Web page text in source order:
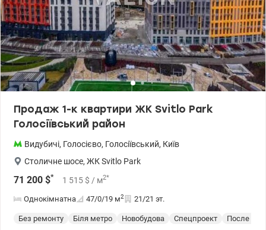
Продаж 1-к квартири ЖК Svitlo Park
Голосіївський район
Видубичі, Голосієво, Голосіївський, Київ
Столичне шосе, ЖК Svitlo Park
71 200 $* 1 515 $ / м2*
Однокімнатна 47/0/19 м2 21/21 эт.
Без ремонту Біля метро Новобудова Спецпроект
После